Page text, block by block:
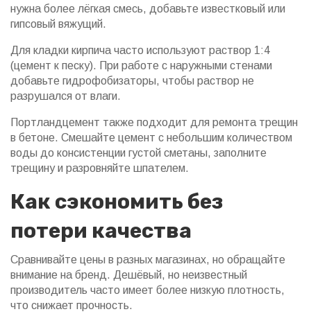
нужна более лёгкая смесь, добавьте известковый или
гипсовый вяжущий.
Для кладки кирпича часто используют раствор 1:4
(цемент к песку). При работе с наружными стенами
добавьте гидрофобизаторы, чтобы раствор не
разрушался от влаги.
Портландцемент также подходит для ремонта трещин
в бетоне. Смешайте цемент с небольшим количеством
воды до консистенции густой сметаны, заполните
трещину и разровняйте шпателем.
Как сэкономить без
потери качества
Сравнивайте цены в разных магазинах, но обращайте
внимание на бренд. Дешёвый, но неизвестный
производитель часто имеет более низкую плотность,
что снижает прочность.